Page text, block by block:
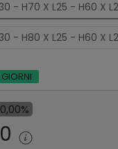
- H70 X L25 - H60 X
- H80 X L25 - H60 X